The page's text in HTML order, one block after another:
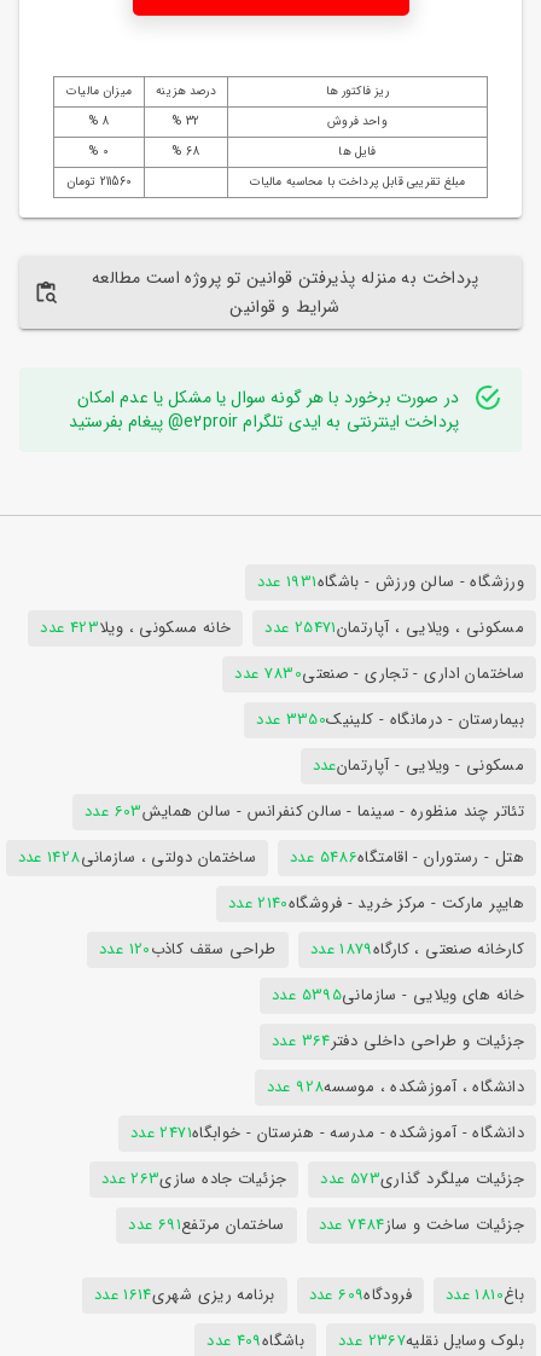
ریز فاکتور ها درصد هزینه
میزان مالیات
واحد فروش
32 %
8 %
فایل ها
68 %
0 %
مبلغ تقریبی قابل پرداخت با محاسبه مالیات
211560 تومان
پرداخت به منزله پذیرفتن قوانین تو پروژه است مطالعه
شرایط و قوانین
در صورت برخورد با هر گونه سوال یا مشکل یا عدم امکان
پرداخت اینترنتی به ایدی تلگرام e2proir@ پیغام بفرستید
ورزشگاه - سالن ورزش - باشگاه1931 عدد
مسکونی ، ویلایی ، آپارتمان25471 عدد خانه مسکونی ، ویلا423 عدد
ساختمان اداری - تجاری - صنعتی7830 عدد
بیمارستان - درمانگاه - کلینیک3350 عدد
مسکونی - ویلایی - آپارتمانعدد
تئاتر چند منظوره - سینما - سالن کنفرانس - سالن همایش603 عدد
هتل - رستوران - اقامتگاه5486 عدد ساختمان دولتی ، سازمانی1428 عدد
هایپر مارکت - مرکز خرید - فروشگاه2140 عدد
کارخانه صنعتی ، کارگاه1879 عدد طراحی سقف کاذب120 عدد
خانه های ویلایی - سازمانی5395 عدد
جزئیات و طراحی داخلی دفتر364 عدد
دانشگاه ، آموزشکده ، موسسه928 عدد
دانشگاه - آموزشکده - مدرسه - هنرستان - خوابگاه2471 عدد
جزئیات میلگرد گذاری573 عدد جزئیات جاده سازی263 عدد
جزئیات ساخت و ساز7484 عدد ساختمان مرتفع691 عدد
باغ1810 عدد فرودگاه609 عدد برنامه ریزی شهری1614 عدد
بلوک وسایل نقلیه2367 عدد باشگاه409 عدد